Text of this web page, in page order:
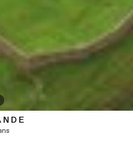
N D E